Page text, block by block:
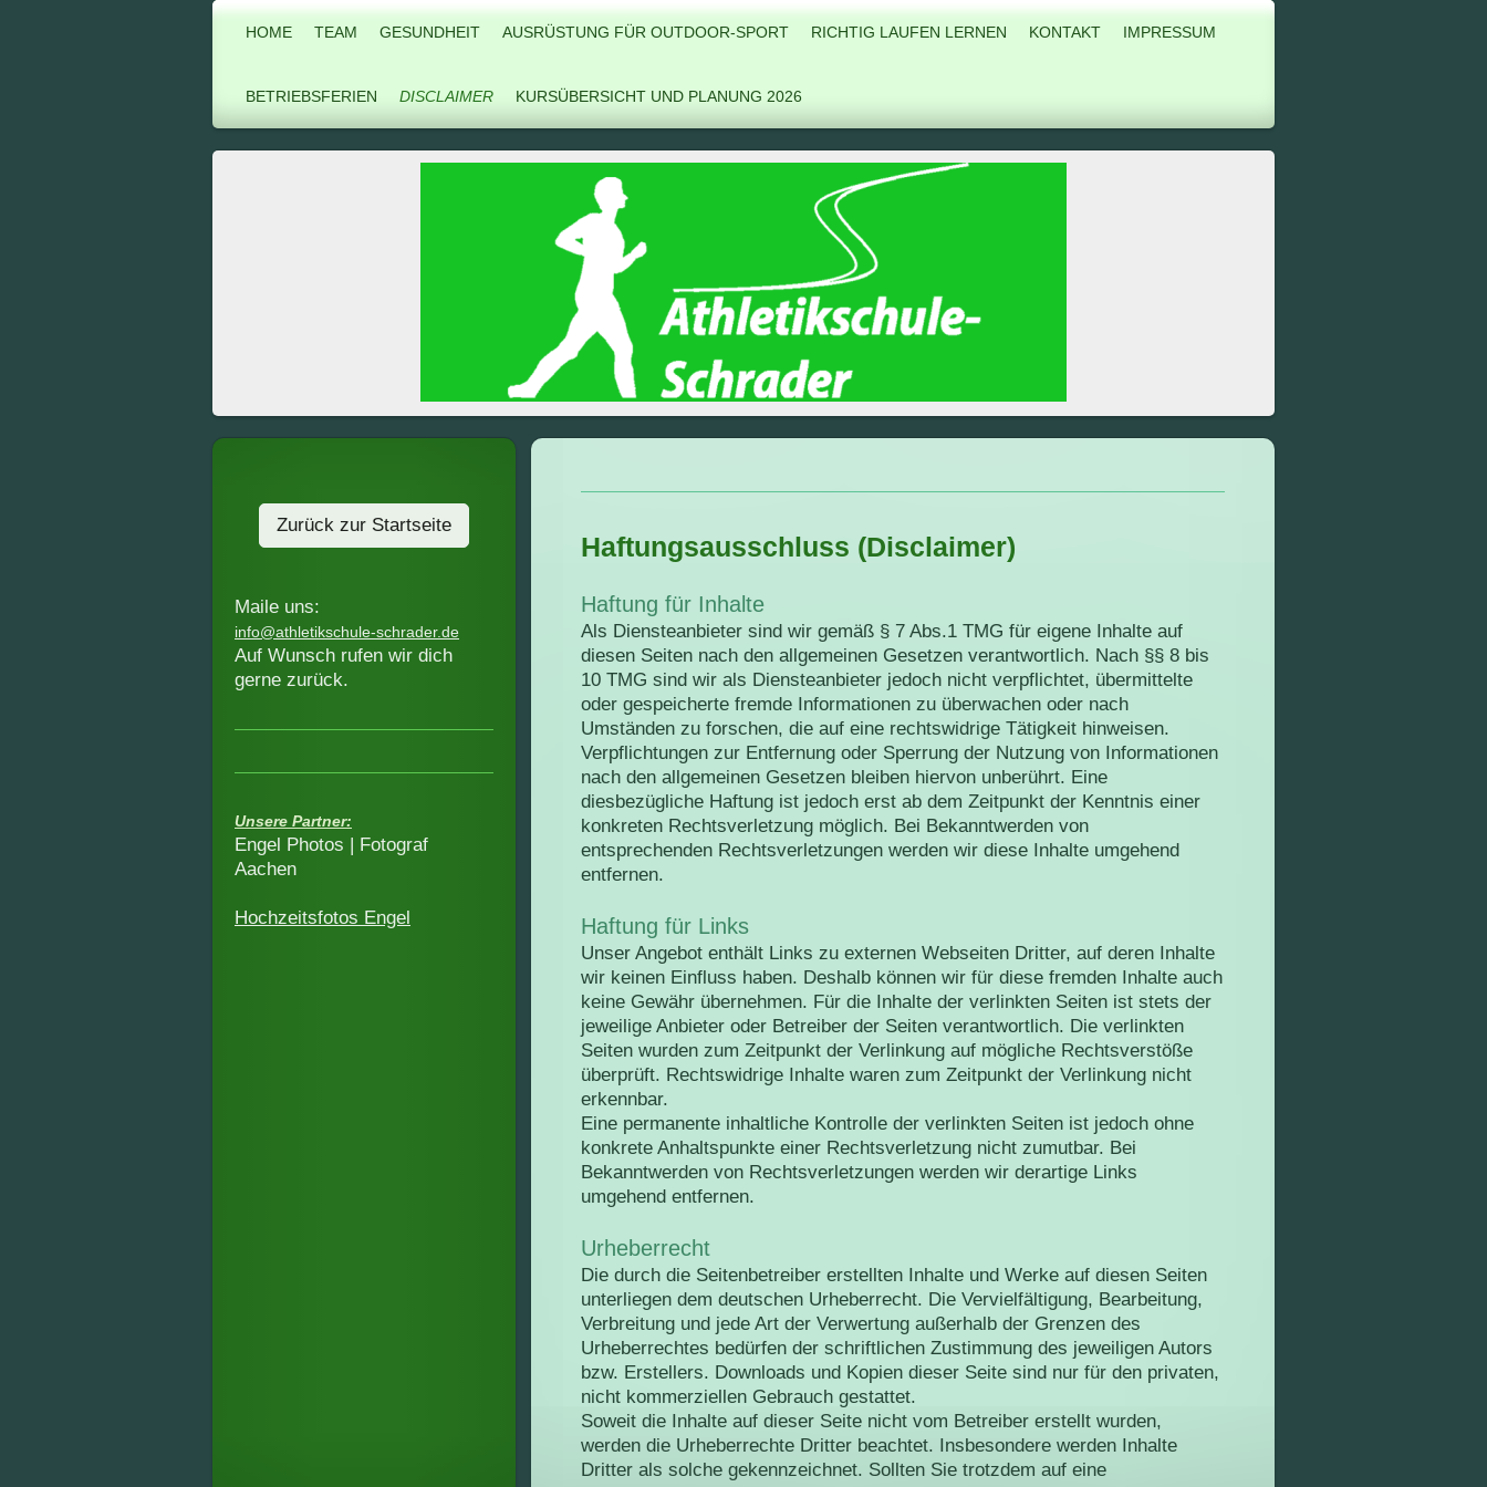
HOME TEAM GESUNDHEIT AUSRÜSTUNG FÜR OUTDOOR-SPORT RICHTIG LAUFEN LERNEN KONTAKT IMPRESSUM
BETRIEBSFERIEN DISCLAIMER KURSÜBERSICHT UND PLANUNG 2026
Haftungsausschluss (Disclaimer)
Haftung für Inhalte
Als Diensteanbieter sind wir gemäß § 7 Abs.1 TMG für eigene Inhalte auf
diesen Seiten nach den allgemeinen Gesetzen verantwortlich. Nach §§ 8 bis
10 TMG sind wir als Diensteanbieter jedoch nicht verpflichtet, übermittelte
oder gespeicherte fremde Informationen zu überwachen oder nach
Umständen zu forschen, die auf eine rechtswidrige Tätigkeit hinweisen.
Verpflichtungen zur Entfernung oder Sperrung der Nutzung von Informationen
nach den allgemeinen Gesetzen bleiben hiervon unberührt. Eine
diesbezügliche Haftung ist jedoch erst ab dem Zeitpunkt der Kenntnis einer
konkreten Rechtsverletzung möglich. Bei Bekanntwerden von
entsprechenden Rechtsverletzungen werden wir diese Inhalte umgehend
entfernen.
Haftung für Links
Unser Angebot enthält Links zu externen Webseiten Dritter, auf deren Inhalte
wir keinen Einfluss haben. Deshalb können wir für diese fremden Inhalte auch
keine Gewähr übernehmen. Für die Inhalte der verlinkten Seiten ist stets der
jeweilige Anbieter oder Betreiber der Seiten verantwortlich. Die verlinkten
Seiten wurden zum Zeitpunkt der Verlinkung auf mögliche Rechtsverstöße
überprüft. Rechtswidrige Inhalte waren zum Zeitpunkt der Verlinkung nicht
erkennbar.
Eine permanente inhaltliche Kontrolle der verlinkten Seiten ist jedoch ohne
konkrete Anhaltspunkte einer Rechtsverletzung nicht zumutbar. Bei
Bekanntwerden von Rechtsverletzungen werden wir derartige Links
umgehend entfernen.
Urheberrecht
Die durch die Seitenbetreiber erstellten Inhalte und Werke auf diesen Seiten
unterliegen dem deutschen Urheberrecht. Die Vervielfältigung, Bearbeitung,
Verbreitung und jede Art der Verwertung außerhalb der Grenzen des
Urheberrechtes bedürfen der schriftlichen Zustimmung des jeweiligen Autors
bzw. Erstellers. Downloads und Kopien dieser Seite sind nur für den privaten,
nicht kommerziellen Gebrauch gestattet.
Soweit die Inhalte auf dieser Seite nicht vom Betreiber erstellt wurden,
werden die Urheberrechte Dritter beachtet. Insbesondere werden Inhalte
Dritter als solche gekennzeichnet. Sollten Sie trotzdem auf eine
Zurück zur Startseite
Maile uns:
info@athletikschule-schrader.de
Auf Wunsch rufen wir dich
gerne zurück.
Unsere Partner:
Engel Photos | Fotograf
Aachen
Hochzeitsfotos Engel